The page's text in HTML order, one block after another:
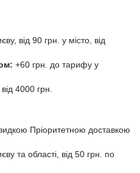
від 90 грн. у місто, від
+60 грн. до тарифу у
4000 грн.
Пріоритетною доставкою
та області, від 50 грн. по